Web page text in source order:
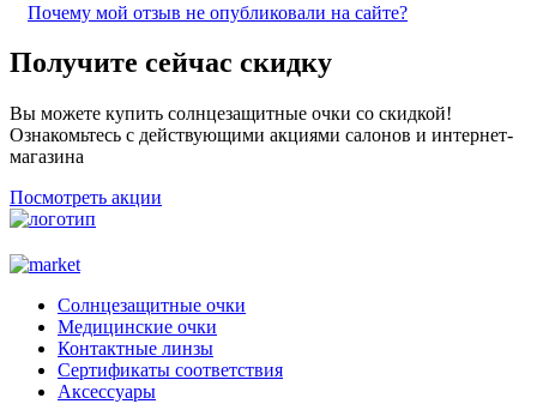
Почему мой отзыв не опубликовали на сайте?
Получите сейчас скидку
Вы можете купить солнцезащитные очки со скидкой!
Ознакомьтесь с действующими акциями салонов и интернет-
магазина
Посмотреть акции
Солнцезащитные очки
Медицинские очки
Контактные линзы
Сертификаты соответствия
Аксессуары